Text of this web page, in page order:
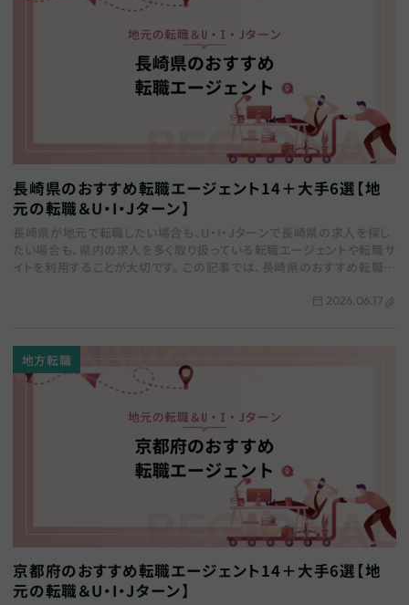
長崎県のおすすめ転職エージェント14＋大手6選【地
元の転職＆U・I・Jターン】
長崎県が地元で転職したい場合も、U・I・Jターンで長崎県の求人を探し
たい場合も、県内の求人を多く取り扱っている転職エージェントや転職サ
イトを利用することが大切です。 この記事では、長崎県のおすすめ転職エ
2026.06.17
地方転職
京都府のおすすめ転職エージェント14＋大手6選【地
元の転職＆U・I・Jターン】